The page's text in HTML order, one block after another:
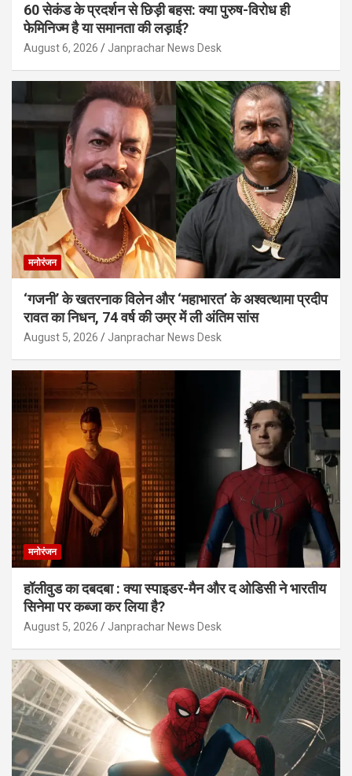
60 सेकंड के प्रदर्शन से छिड़ी बहस: क्या पुरुष-विरोध ही
फेमिनिज्म है या समानता की लड़ाई?
August 6, 2026 Janprachar News Desk
मनोरंजन
‘गजनी’ के खतरनाक विलेन और ‘महाभारत’ के अश्वत्थामा प्रदीप
रावत का निधन, 74 वर्ष की उम्र में ली अंतिम सांस
August 5, 2026 Janprachar News Desk
मनोरंजन
हॉलीवुड का दबदबा : क्या स्पाइडर-मैन और द ओडिसी ने भारतीय
सिनेमा पर कब्जा कर लिया है?
August 5, 2026 Janprachar News Desk